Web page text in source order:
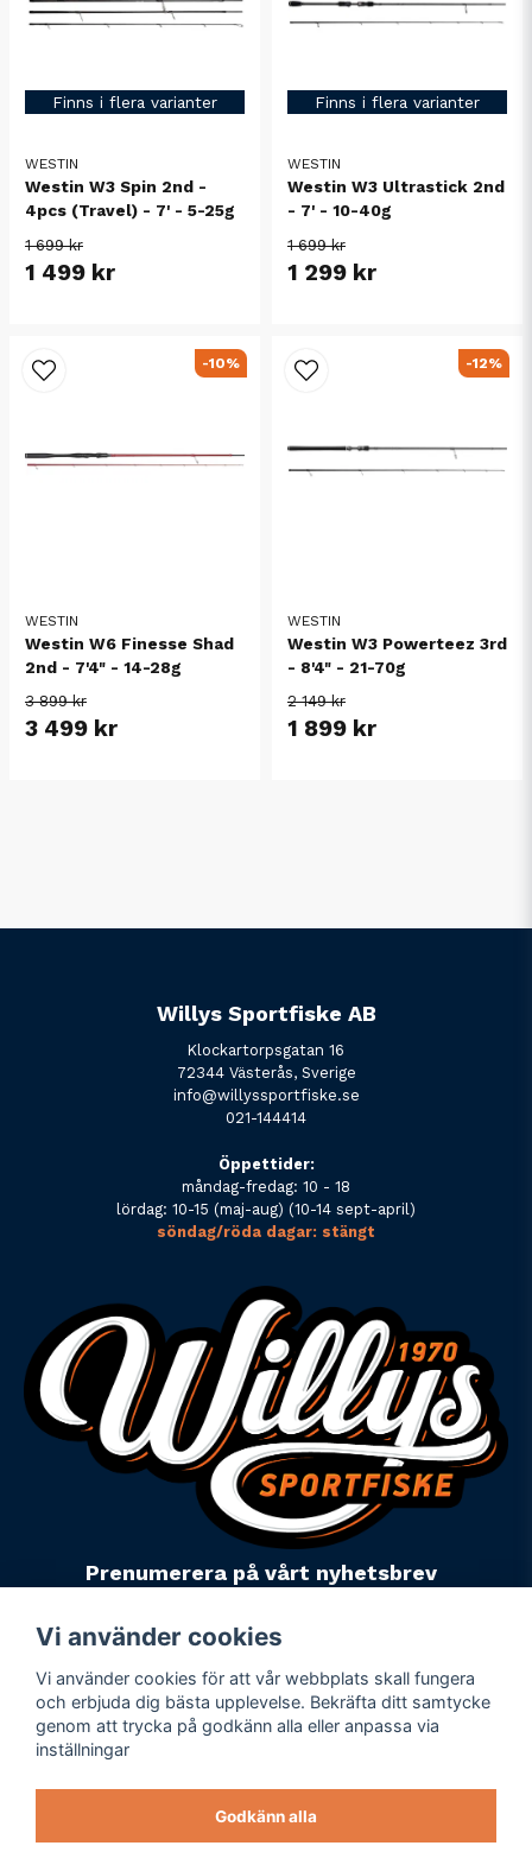
Finns i flera varianter
WESTIN
Westin W3 Spin 2nd -
4pcs (Travel) - 7' - 5-25g
1 699 kr
1 499 kr
Finns i flera varianter
WESTIN
Westin W3 Ultrastick 2nd
- 7' - 10-40g
1 699 kr
1 299 kr
WESTIN
Westin W6 Finesse Shad
2nd - 7'4" - 14-28g
3 899 kr
3 499 kr
-10%
WESTIN
Westin W3 Powerteez 3rd
- 8'4" - 21-70g
2 149 kr
1 899 kr
-12%
Willys Sportfiske AB
Klockartorpsgatan 16
72344 Västerås, Sverige
info@willyssportfiske.se
021-144414
Öppettider:
måndag-fredag: 10 - 18
lördag: 10-15 (maj-aug) (10-14 sept-april)
söndag/röda dagar: stängt
Prenumerera på vårt nyhetsbrev
Powered by Nyehandel AB
Företagsuppgifter
Personuppgiftspolicy
Vi använder cookies
Vi använder cookies för att vår webbplats skall fungera
och erbjuda dig bästa upplevelse. Bekräfta ditt samtycke
genom att trycka på godkänn alla eller anpassa via
inställningar
Godkänn alla